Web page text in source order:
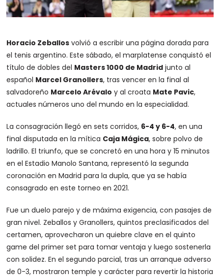
Horacio Zeballos volvió a escribir una página dorada para
el tenis argentino. Este sábado, el marplatense conquistó el
título de dobles del Masters 1000 de Madrid junto al
español Marcel Granollers, tras vencer en la final al
salvadoreño Marcelo Arévalo y al croata Mate Pavic,
actuales números uno del mundo en la especialidad.
La consagración llegó en sets corridos, 6-4 y 6-4, en una
final disputada en la mítica Caja Mágica, sobre polvo de
ladrillo. El triunfo, que se concretó en una hora y 15 minutos
en el Estadio Manolo Santana, representó la segunda
coronación en Madrid para la dupla, que ya se había
consagrado en este torneo en 2021.
Fue un duelo parejo y de máxima exigencia, con pasajes de
gran nivel. Zeballos y Granollers, quintos preclasificados del
certamen, aprovecharon un quiebre clave en el quinto
game del primer set para tomar ventaja y luego sostenerla
con solidez. En el segundo parcial, tras un arranque adverso
de 0-3, mostraron temple y carácter para revertir la historia